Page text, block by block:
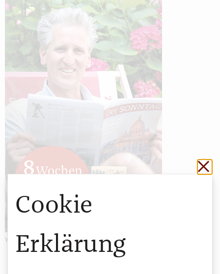
Werbung
Cookie
Erklärung